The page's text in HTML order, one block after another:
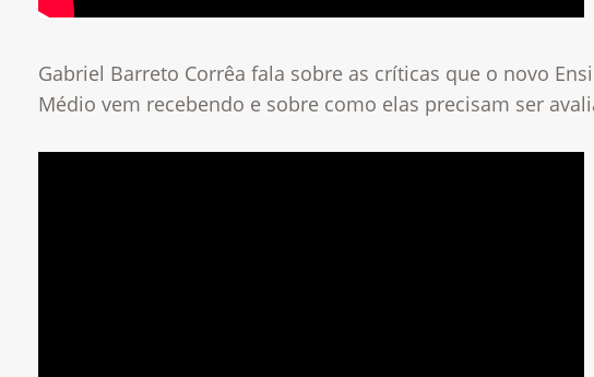
Gabriel Barreto Corrêa fala sobre as críticas que o novo
Médio vem recebendo e sobre como elas precisam ser